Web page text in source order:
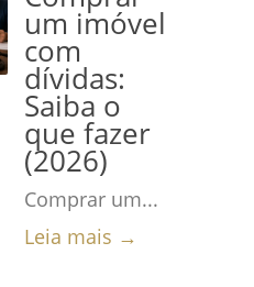
um imóvel
com
dívidas:
Saiba o
que fazer
(2026)
Comprar um...
Leia mais →